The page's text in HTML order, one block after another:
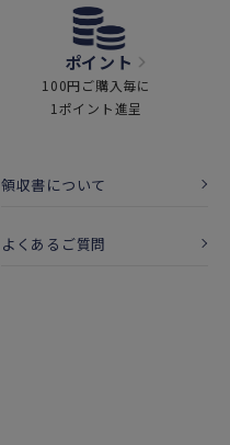
ポイント
100円ご購入毎に
1ポイント進呈
領収書について
よくあるご質問